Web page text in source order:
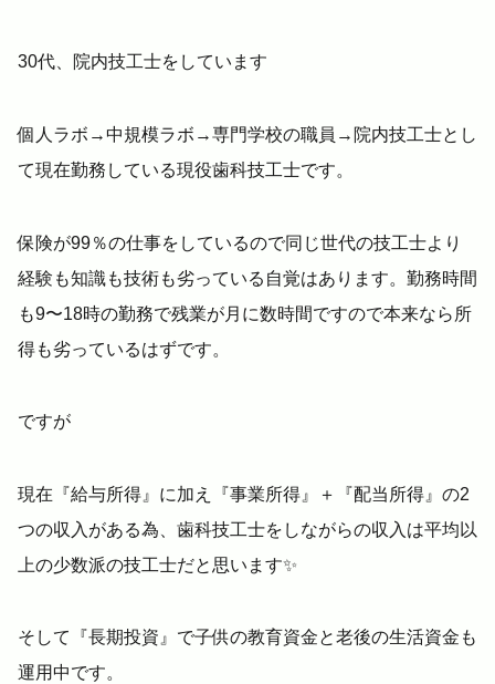
30代、院内技工士をしています
個人ラボ→中規模ラボ→専門学校の職員→院内技工士とし
て現在勤務している現役歯科技工士です。
保険が99％の仕事をしているので同じ世代の技工士より
経験も知識も技術も劣っている自覚はあります。勤務時間
も9〜18時の勤務で残業が月に数時間ですので本来なら所
得も劣っているはずです。
ですが
現在『給与所得』に加え『事業所得』＋『配当所得』の2
つの収入がある為、歯科技工士をしながらの収入は平均以
上の少数派の技工士だと思います✨
そして『長期投資』で子供の教育資金と老後の生活資金も
運用中です。